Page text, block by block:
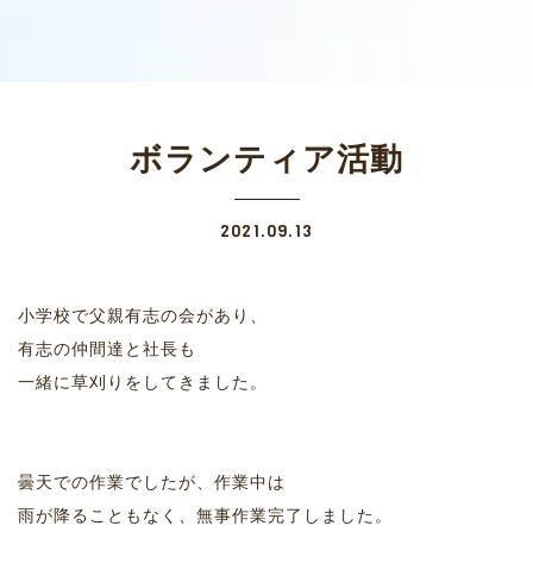
ボランティア活動
2021.09.13
小学校で父親有志の会があり、
有志の仲間達と社長も
一緒に草刈りをしてきました。
曇天での作業でしたが、作業中は
雨が降ることもなく、無事作業完了しました。